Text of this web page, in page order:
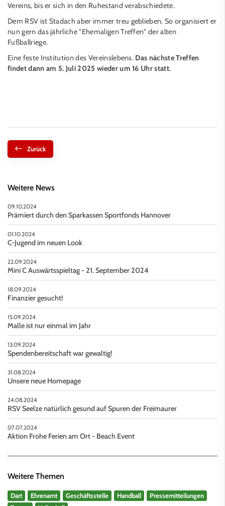
Vereins, bis er sich in den Ruhestand verabschiedete.
Dem RSV ist Stadach aber immer treu geblieben. So organisiert er
nun gern das jährliche "Ehemaligen Treffen" der alten
Fußballriege.
Eine feste Institution des Vereinslebens. Das nächste Treffen
findet dann am 5. Juli 2025 wieder um 16 Uhr statt.
Zurück
Weitere News
09.10.2024
Prämiert durch den Sparkassen Sportfonds Hannover
01.10.2024
C-Jugend im neuen Look
22.09.2024
Mini C Auswärtsspieltag - 21. September 2024
18.09.2024
Finanzier gesucht!
15.09.2024
Malle ist nur einmal im Jahr
13.09.2024
Spendenbereitschaft war gewaltig!
31.08.2024
Unsere neue Homepage
24.08.2024
RSV Seelze natürlich gesund auf Spuren der Freimaurer
07.07.2024
Aktion Frohe Ferien am Ort - Beach Event
Weitere Themen
Dart Ehrenamt Geschäftsstelle Handball
Pressemitteilungen